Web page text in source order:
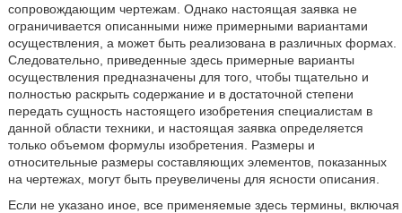
сопровождающим чертежам. Однако настоящая заявка не
ограничивается описанными ниже примерными вариантами
осуществления, а может быть реализована в различных формах.
Следовательно, приведенные здесь примерные варианты
осуществления предназначены для того, чтобы тщательно и
полностью раскрыть содержание и в достаточной степени
передать сущность настоящего изобретения специалистам в
данной области техники, и настоящая заявка определяется
только объемом формулы изобретения. Размеры и
относительные размеры составляющих элементов, показанных
на чертежах, могут быть преувеличены для ясности описания.
Если не указано иное, все применяемые здесь термины, включая